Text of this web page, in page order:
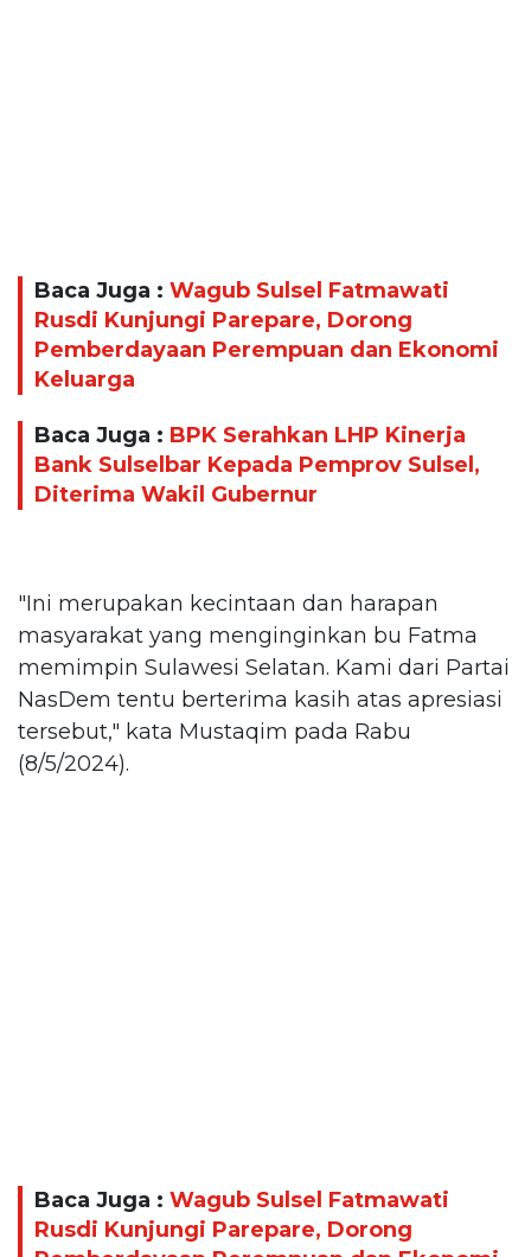
Baca Juga : Wagub Sulsel Fatmawati
Rusdi Kunjungi Parepare, Dorong
Pemberdayaan Perempuan dan Ekonomi
Keluarga
Baca Juga : BPK Serahkan LHP Kinerja
Bank Sulselbar Kepada Pemprov Sulsel,
Diterima Wakil Gubernur
"Ini merupakan kecintaan dan harapan
masyarakat yang menginginkan bu Fatma
memimpin Sulawesi Selatan. Kami dari Partai
NasDem tentu berterima kasih atas apresiasi
tersebut," kata Mustaqim pada Rabu
(8/5/2024).
Baca Juga : Wagub Sulsel Fatmawati
Rusdi Kunjungi Parepare, Dorong